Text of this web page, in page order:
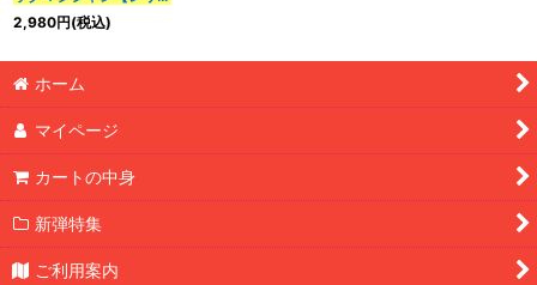
フ】{PGB1-JP011}
ンスター》
2,980円(税込)
ホーム
マイページ
カートの中身
新弾特集
ご利用案内